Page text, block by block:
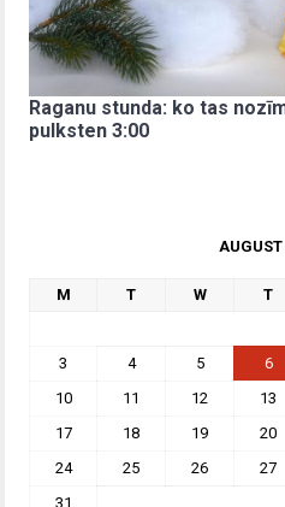
Raganu stunda: ko tas
pulksten 3:00
M T W T
3
4 5 6
10
11 12 13
17
18 19 20
24
25 26 27
31